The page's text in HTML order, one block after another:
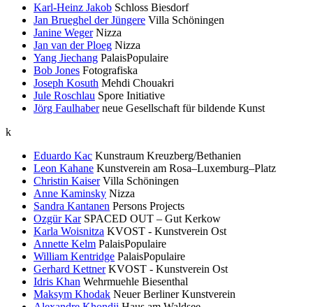
Karl-Heinz Jakob Schloss Biesdorf
Jan Brueghel der Jüngere Villa Schöningen
Janine Weger Nizza
Jan van der Ploeg Nizza
Yang Jiechang PalaisPopulaire
Bob Jones Fotografiska
Joseph Kosuth Mehdi Chouakri
Jule Roschlau Spore Initiative
Jörg Faulhaber neue Gesellschaft für bildende Kunst
k
Eduardo Kac Kunstraum Kreuzberg/Bethanien
Leon Kahane Kunstverein am Rosa–Luxemburg–Platz
Christin Kaiser Villa Schöningen
Anne Kaminsky Nizza
Sandra Kantanen Persons Projects
Ozgür Kar SPACED OUT – Gut Kerkow
Karla Woisnitza KVOST - Kunstverein Ost
Annette Kelm PalaisPopulaire
William Kentridge PalaisPopulaire
Gerhard Kettner KVOST - Kunstverein Ost
Idris Khan Wehrmuehle Biesenthal
Maksym Khodak Neuer Berliner Kunstverein